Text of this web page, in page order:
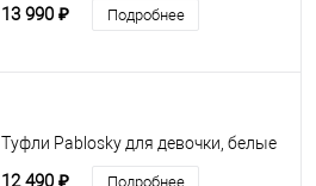
13 990 ₽ Подробнее
Туфли Pablosky для девочки, белые
12 490 ₽ Подробнее